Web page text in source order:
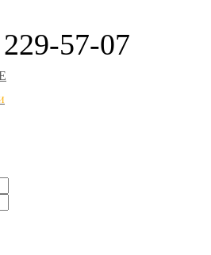
57-07